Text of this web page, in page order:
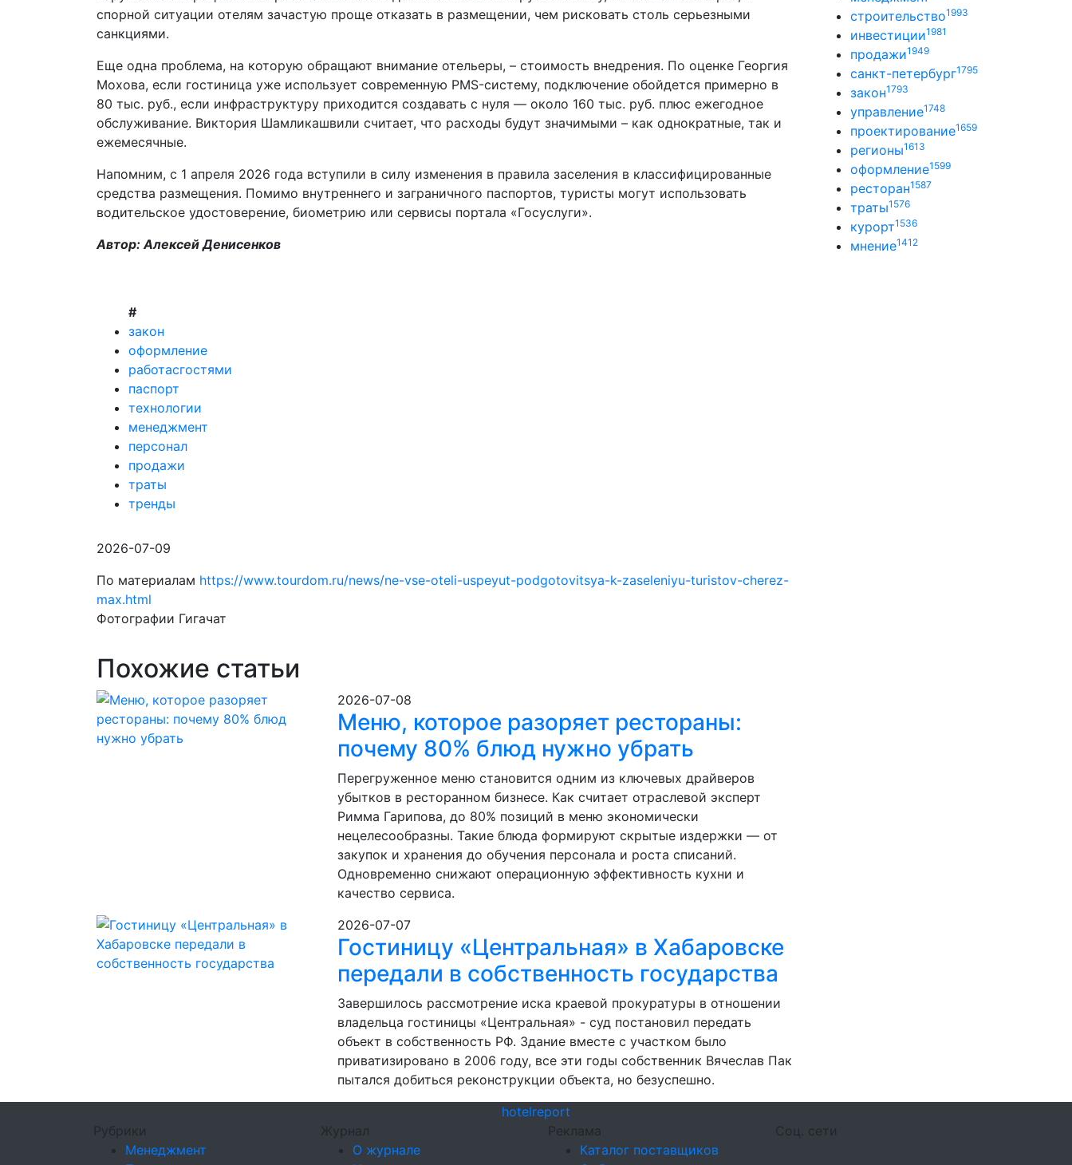
спорной ситуации отелям зачастую проще отказать в размещении, чем рисковать столь серьезными
санкциями.
Еще одна проблема, на которую обращают внимание отельеры, – стоимость внедрения. По оценке Георгия
Мохова, если гостиница уже использует современную PMS-систему, подключение обойдется примерно в
80 тыс. руб., если инфраструктуру приходится создавать с нуля — около 160 тыс. руб. плюс ежегодное
обслуживание. Виктория Шамликашвили считает, что расходы будут значимыми – как однократные, так и
ежемесячные.
Напомним, с 1 апреля 2026 года вступили в силу изменения в правила заселения в классифицированные
средства размещения. Помимо внутреннего и заграничного паспортов, туристы могут использовать
водительское удостоверение, биометрию или сервисы портала «Госуслуги».
Автор: Алексей Денисенков
#
закон
оформление
работасгостями
паспорт
технологии
менеджмент
персонал
продажи
траты
тренды
2026-07-09
По материалам https://www.tourdom.ru/news/ne-vse-oteli-uspeyut-podgotovitsya-k-zaseleniyu-turistov-cherez-
max.html
Фотографии Гигачат
Похожие статьи
2026-07-08
Меню, которое разоряет рестораны:
почему 80% блюд нужно убрать
Перегруженное меню становится одним из ключевых драйверов
убытков в ресторанном бизнесе. Как считает отраслевой эксперт
Римма Гарипова, до 80% позиций в меню экономически
нецелесообразны. Такие блюда формируют скрытые издержки — от
закупок и хранения до обучения персонала и роста списаний.
Одновременно снижают операционную эффективность кухни и
качество сервиса.
2026-07-07
Гостиницу «Центральная» в Хабаровске
передали в собственность государства
Завершилось рассмотрение иска краевой прокуратуры в отношении
владельца гостиницы «Центральная» - суд постановил передать
объект в собственность РФ. Здание вместе с участком было
приватизировано в 2006 году, все эти годы собственник Вячеслав Пак
пытался добиться реконструкции объекта, но безуспешно.
строительство1993
инвестиции1981
продажи1949
санкт-петербург1795
закон1793
управление1748
проектирование1659
регионы1613
оформление1599
ресторан1587
траты1576
курорт1536
мнение1412
hotelreport
Рубрики
Менеджмент
Журнал
О журнале
Реклама
Каталог поставщиков
Соц. сети